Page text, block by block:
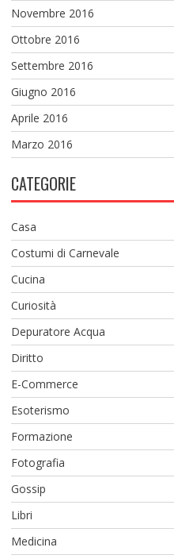
Novembre 2016
Ottobre 2016
Settembre 2016
Giugno 2016
Aprile 2016
Marzo 2016
CATEGORIE
Casa
Costumi di Carnevale
Cucina
Curiosità
Depuratore Acqua
Diritto
E-Commerce
Esoterismo
Formazione
Fotografia
Gossip
Libri
Medicina